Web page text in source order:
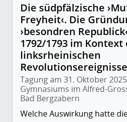
Die südpfälzische
Freyheit‹. Die
›besondren
1792/1793 im Kontext
linksrheinischen
Tagung am 31. Oktober
Gymnasiums im Alfred-
Bad Bergzabern
Welche Auswirkung hatte